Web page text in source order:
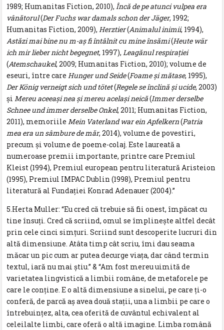
1989; Humanitas Fiction, 2010),Încă de pe atunci vulpea era
vânătorul(Der Fuchs war damals schon der Jäger, 1992;
Humanitas Fiction, 2009),Herztier(Animalul inimii, 1994),
Astăzi mai bine nu m-aş fi întâlnit cu mine însămi(Heute wär
ich mir lieber nicht begegnet, 1997),Leagănul respiraţiei
(Atemschaukel, 2009; Humanitas Fiction, 2010); volume de
eseuri, între careHunger und Seide(Foame şi mătase, 1995),
Der König verneigt sich und tötet(Regele se înclină şi ucide, 2003)
şiMereu aceeaşi nea şi mereu acelaşi neică(Immer derselbe
Schnee und immer derselbe Onkel, 2011; Humanitas Fiction,
2011), memoriileMein Vaterland war ein Apfelkern(Patria
mea era un sâmbure de măr, 2014), volume de povestiri,
precum şi volume de poeme-colaj. Este laureată a
numeroase premii importante, printre care Premiul
Kleist (1994), Premiul european pentru literatură Aristeion
(1995), Premiul IMPAC Dublin (1998), Premiul pentru
literatură al Fundaţiei Konrad Adenauer (2004).”
5.Herta Muller: “Eu cred că trebuie să fii onest, împăcat cu
tine însuţi. Cred că scriind, omul se împlineşte altfel decât
prin cele cinci simţuri. Scriind sunt descoperite lucruri din
altă dimensiune. Atâta timp cât scriu, îmi dau seama
măcar un pic cum ar putea decurge viaţa, dar când termin
textul, iară nu mai ştiu.” & “Am fost mereu uimită de
varietatea lingvistică a limbii române, de metaforele pe
care le conţine. E o altă dimensiune a sinelui, pe care ţi-o
conferă, de parcă aş avea două staţii, una a limbii pe care o
întrebuinţez, alta, cea oferită de cuvântul echivalent al
celeilalte limbi, care oferă o altă imagine. Limba română